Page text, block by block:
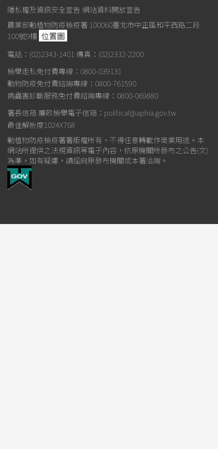
隱私權及資訊安全宣告 網站資料開放宣告
農業部動植物防疫檢疫署 100060臺北市中正區和平西路二段
100號9樓 位置圖
電話：(02)2343-1401 傳真：(02)2332-2200
檢舉走私免付費專線：0800-039131
動物防疫免付費諮詢專線：0800-761590
病蟲害診斷服務免付費諮詢專線：0800-069880
署長信箱 廉政檢舉電子信箱：political@aphia.gov.tw
最佳解析度1024X768
動植物防疫檢疫署署版權所有，不得任意轉載作商業用途。本
網站所提供之法規資訊等電子內容，依原機關所發布之公告(文)
為準，如有疑慮，請逕向原發布機關或本署洽詢。